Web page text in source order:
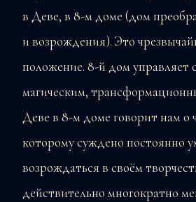
в Деве, в 8-м доме (дом
и возрождения). Это
положение. 8-й дом управляет
магическим,
Деве в 8-м доме говорит нам о
которому суждено постоянно
возрождаться в своём
действительно многократно